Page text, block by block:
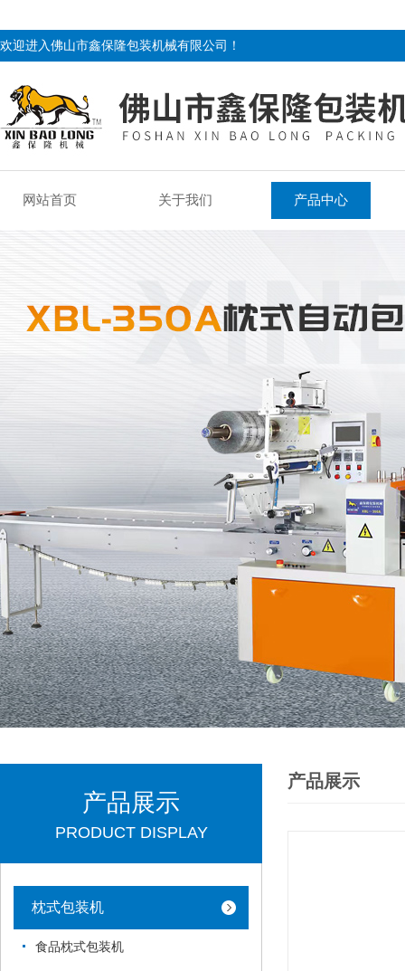
欢迎进入佛山市鑫保隆包装机械有限公司！
网站首页 关于我们 产品中心
产品展示
PRODUCT DISPLAY
枕式包装机
食品枕式包装机
产品展示